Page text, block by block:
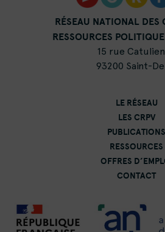
RÉSEAU NATIONAL DES
RESSOURCES
15 rue
93200 Saint-
LE RÉSEAU
LES CRPV
PUBLICATIONS
RESSOURCES
OFFRES
CONTACT